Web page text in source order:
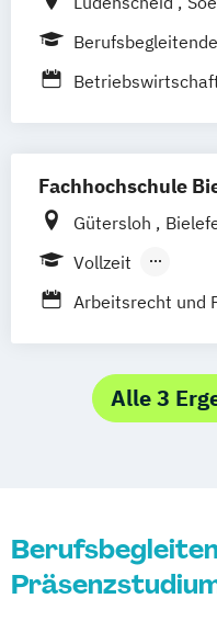
Hagen
Fachhochschule
Gütersloh
Vollzeit
Arbeitsrecht und
Wirtschaftsrecht
Alle 3